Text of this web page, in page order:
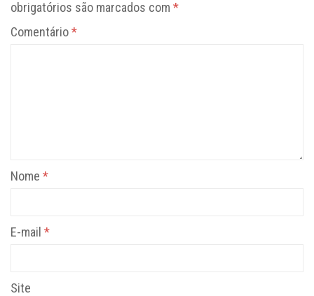
obrigatórios são marcados com *
Comentário*
Nome *
E-mail *
Site